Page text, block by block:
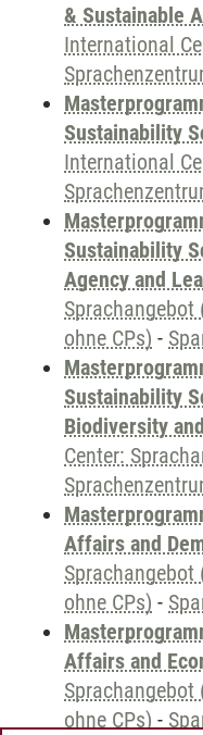
& Sustainable
International
Sustainability
International
Sustainability
Agency and
Sprachangebot
ohne CPs) -
Sustainability
Biodiversity
Center:
Affairs and
Sprachangebot
ohne CPs) -
Affairs and
Sprachangebot
ohne CPs) -